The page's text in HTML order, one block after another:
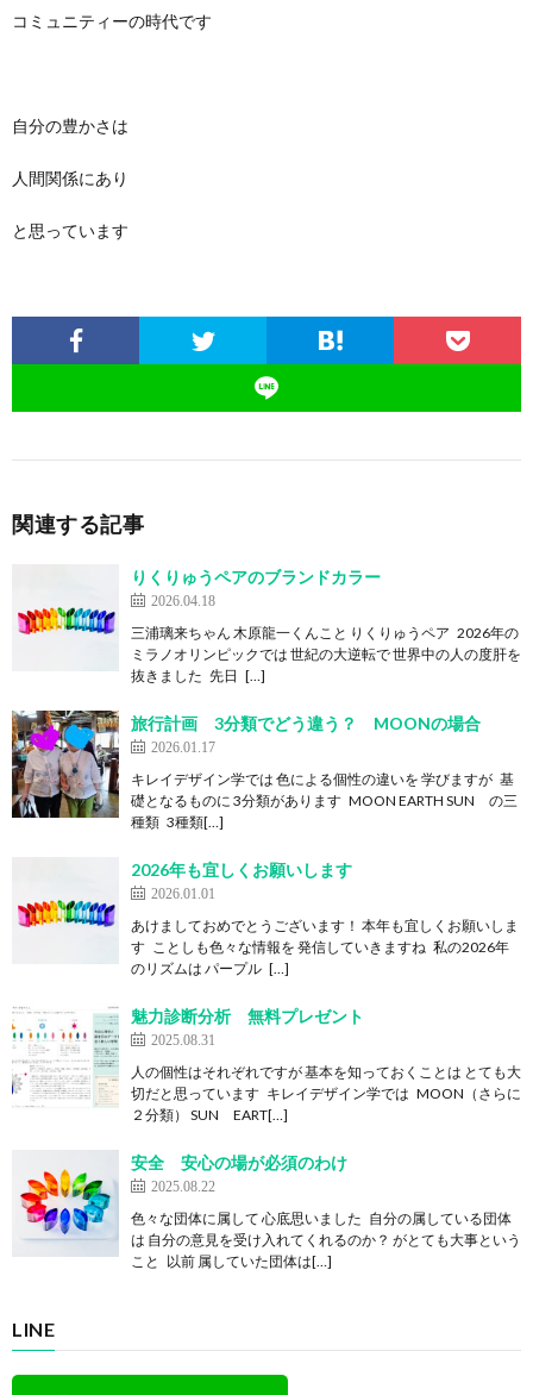
コミュニティーの時代です
自分の豊かさは
人間関係にあり
と思っています
関連する記事
りくりゅうペアのブランドカラー
2026.04.18
三浦璃来ちゃん 木原龍一くんこと りくりゅうペア 2026年の
ミラノオリンピックでは 世紀の大逆転で 世界中の人の度肝を
抜きました 先日 […]
旅行計画 3分類でどう違う？ MOONの場合
2026.01.17
キレイデザイン学では 色による個性の違いを 学びますが 基
礎となるものに 3分類があります MOON EARTH SUN の三
種類 3種類[…]
2026年も宜しくお願いします
2026.01.01
あけましておめでとうございます！ 本年も宜しくお願いしま
す ことしも色々な情報を 発信していきますね 私の2026年
のリズムは パープル […]
魅力診断分析 無料プレゼント
2025.08.31
人の個性はそれぞれですが 基本を知っておくことは とても大
切だと思っています キレイデザイン学では MOON（さらに
２分類） SUN EART[…]
安全 安心の場が必須のわけ
2025.08.22
色々な団体に属して 心底思いました 自分の属している団体
は 自分の意見を受け入れてくれるのか？ がとても大事という
こと 以前 属していた団体は[…]
LINE